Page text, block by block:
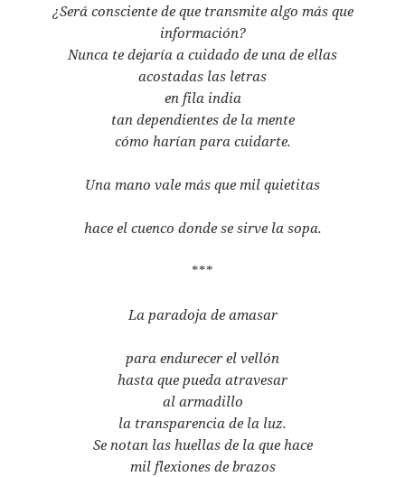
¿Será consciente de que transmite algo más que
información?
Nunca te dejaría a cuidado de una de ellas
acostadas las letras
en fila india
tan dependientes de la mente
cómo harían para cuidarte.
Una mano vale más que mil quietitas
hace el cuenco donde se sirve la sopa.
***
La paradoja de amasar
para endurecer el vellón
hasta que pueda atravesar
al armadillo
la transparencia de la luz.
Se notan las huellas de la que hace
mil flexiones de brazos